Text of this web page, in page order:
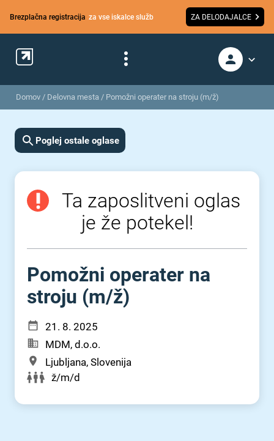
Brezplačna registracija za vse iskalce služb ZA DELODAJALCE
Domov / Delovna mesta / Pomožni operater na stroju (m/ž)
Poglej ostale oglase
Ta zaposlitveni oglas
je že potekel!
Pomožni operater na
stroju (m⁠/⁠ž)
21. 8. 2025
MDM, d.o.o.
Ljubljana, Slovenija
ž/m/d